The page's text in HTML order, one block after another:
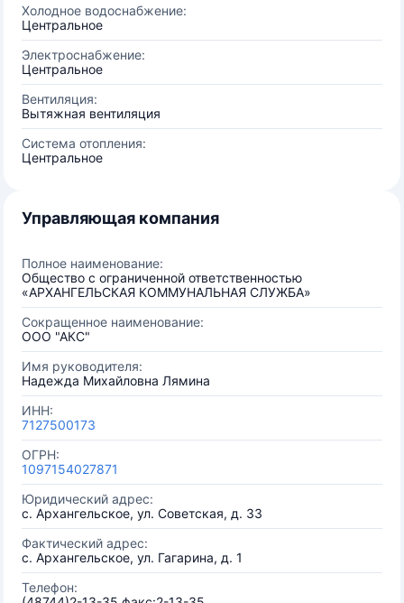
Холодное водоснабжение:
Центральное
Электроснабжение:
Центральное
Вентиляция:
Вытяжная вентиляция
Система отопления:
Центральное
Управляющая компания
Полное наименование:
Общество с ограниченной ответственностью
«АРХАНГЕЛЬСКАЯ КОММУНАЛЬНАЯ СЛУЖБА»
Сокращенное наименование:
ООО "АКС"
Имя руководителя:
Надежда Михайловна Лямина
ИНН:
7127500173
ОГРН:
1097154027871
Юридический адрес:
с. Архангельское, ул. Советская, д. 33
Фактический адрес:
с. Архангельское, ул. Гагарина, д. 1
Телефон: